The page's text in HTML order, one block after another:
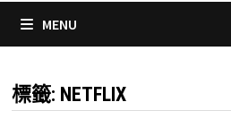
MENU
標籤: NETFLIX